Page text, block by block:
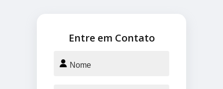
Entre em Contato